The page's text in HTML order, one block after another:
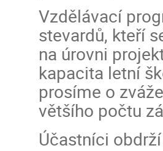
Vzdělávací
stevardů, kteří
na úrovni
kapacita letní
prosíme o
většího počtu
Účastníci